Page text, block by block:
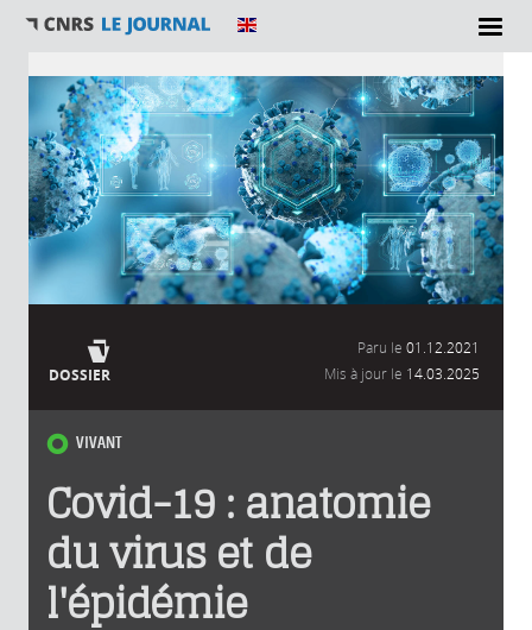
Vous êtes ici
DOSSIER
Paru le 01.12.2021
Mis à jour le 14.03.2025
VIVANT
Covid-19 : anatomie
du virus et de
l'épidémie